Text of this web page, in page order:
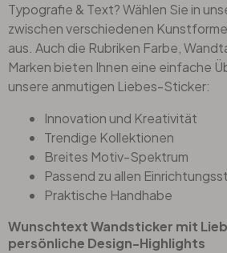
Typografie & Text? Wählen Sie in
zwischen verschiedenen
aus. Auch die Rubriken Farbe,
Marken bieten Ihnen eine einfache
unsere anmutigen Liebes-Sticker:
Innovation und Kreativität
Trendige Kollektionen
Breites Motiv-Spektrum
Passend zu allen
Praktische Handhabe
Wunschtext Wandsticker mit
persönliche Design-Highlights